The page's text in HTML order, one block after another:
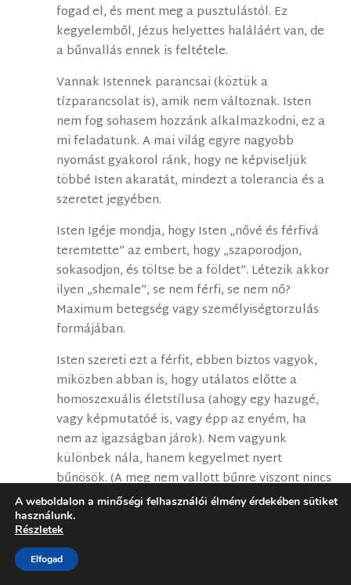
fogad el, és ment meg a pusztulástól. Ez
kegyelemből, Jézus helyettes haláláért van, de
a bűnvallás ennek is feltétele.
Vannak Istennek parancsai (köztük a
tízparancsolat is), amik nem változnak. Isten
nem fog sohasem hozzánk alkalmazkodni, ez a
mi feladatunk. A mai világ egyre nagyobb
nyomást gyakorol ránk, hogy ne képviseljük
többé Isten akaratát, mindezt a tolerancia és a
szeretet jegyében.
Isten Igéje mondja, hogy Isten „nővé és férfivá
teremtette” az embert, hogy „szaporodjon,
sokasodjon, és töltse be a földet”. Létezik akkor
ilyen „shemale”, se nem férfi, se nem nő?
Maximum betegség vagy személyiségtorzulás
formájában.
Isten szereti ezt a férfit, ebben biztos vagyok,
miközben abban is, hogy utálatos előtte a
homoszexuális életstílusa (ahogy egy hazugé,
vagy képmutatóé is, vagy épp az enyém, ha
nem az igazságban járok). Nem vagyunk
különbek nála, hanem kegyelmet nyert
bűnösök. (A meg nem vallott bűnre viszont nincs
bűnbocsánat!) Nekünk nincsen erkölcsi
magaslatunk, ahonnan ítélkezhetünk, de Isten
igazságát akkor is képviselnünk kell, ha az nem
népszerű. Innen az un. „fafejűség”.
A weboldalon a minőségi felhasználói élmény érdekében sütiket
használunk.
Részletek
Elfogad